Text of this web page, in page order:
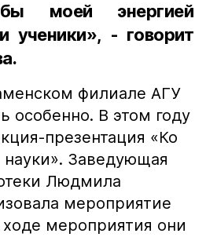
моей энергией
ученики», - говорит
филиале АГУ
особенно. В этом году
презентация «Ко
Заведующая
Людмила
мероприятие
ходе мероприятия они